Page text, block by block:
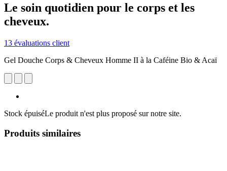
Le soin quotidien pour le corps et les
cheveux.
13 évaluations client
Gel Douche Corps & Cheveux Homme II à la Caféine Bio & Acaï
Stock épuiséLe produit n'est plus proposé sur notre site.
Produits similaires